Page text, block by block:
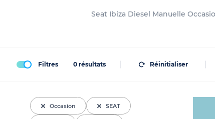
Seat Ibiza Diesel Manuelle
Filtres 0 résultats Réinitialiser
Occasion SEAT